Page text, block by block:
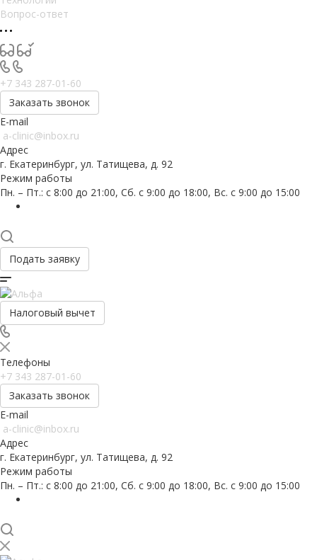
Вопрос-ответ
+7 343 287-01-60
Заказать звонок
E-mail
a-clinic@inbox.ru
Адрес
г. Екатеринбург, ул. Татищева, д. 92
Режим работы
Пн. – Пт.: с 8:00 до 21:00, Сб. с 9:00 до 18:00, Вс. с 9:00 до 15:00
Подать заявку
Налоговый вычет
Телефоны
+7 343 287-01-60
Заказать звонок
E-mail
a-clinic@inbox.ru
Адрес
г. Екатеринбург, ул. Татищева, д. 92
Режим работы
Пн. – Пт.: с 8:00 до 21:00, Сб. с 9:00 до 18:00, Вс. с 9:00 до 15:00